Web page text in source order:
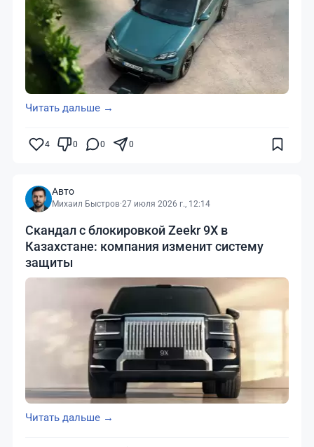
Читать дальше →
4 0 0 0
Авто
Михаил Быстров·27 июля 2026 г., 12:14
Скандал с блокировкой Zeekr 9X в
Казахстане: компания изменит систему
защиты
Читать дальше →